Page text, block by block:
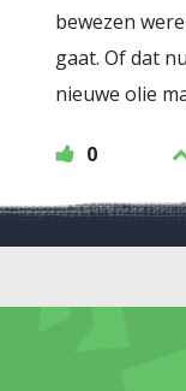
bewezen
gaat. Of dat
nieuwe olie
0